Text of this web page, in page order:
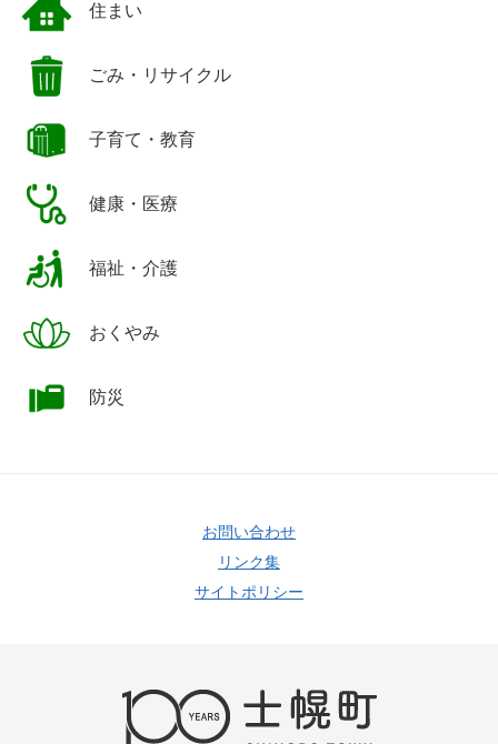
住まい
ごみ・リサイクル
子育て・教育
健康・医療
福祉・介護
おくやみ
防災
お問い合わせ
リンク集
サイトポリシー